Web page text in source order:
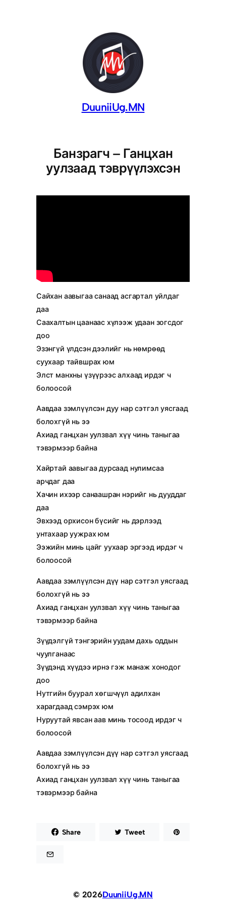
DuuniiUg.MN
Банзрагч – Ганцхан
уулзаад тэврүүлэхсэн
Сайхан аавыгаа санаад асгартал уйлдаг
даа
Саахалтын цаанаас хүлээж удаан зогсдог
доо
Эзэнгүй үлдсэн дээлийг нь нөмрөөд
суухаар тайвшрах юм
Элст манхны үзүүрээс алхаад ирдэг ч
болоосой
Аавдаа зэмлүүлсэн дуу нар сэтгэл уясгаад
болохгүй нь ээ
Ахиад ганцхан уулзвал хүү чинь таныгаа
тэвэрмээр байна
Хайртай аавыгаа дурсаад нулимсаа
арчдаг даа
Хачин ихээр санаашран нэрийг нь дууддаг
даа
Эвхээд орхисон бүсийг нь дэрлээд
унтахаар уужрах юм
Ээжийн минь цайг уухаар эргээд ирдэг ч
болоосой
Аавдаа зэмлүүлсэн дүү нар сэтгэл уясгаад
болохгүй нь ээ
Ахиад ганцхан уулзвал хүү чинь таныгаа
тэвэрмээр байна
Зүүдэлгүй тэнгэрийн уудам дахь оддын
чуулганаас
Зүүдэнд хүүдээ ирнэ гэж манаж хонодог
доо
Нутгийн буурал хөгшчүүл адилхан
харагдаад сэмрэх юм
Нуруутай явсан аав минь тосоод ирдэг ч
болоосой
Аавдаа зэмлүүлсэн дүү нар сэтгэл уясгаад
болохгүй нь ээ
Ахиад ганцхан уулзвал хүү чинь таныгаа
тэвэрмээр байна
Share Tweet
© 2026DuuniiUg.MN